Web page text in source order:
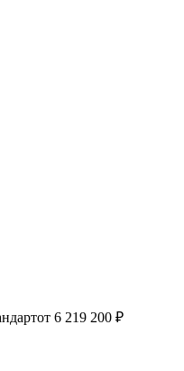
от 6 219 200 ₽